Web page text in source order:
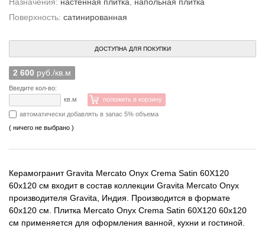
Поверхность: сатинированная
ДОСТУПНА ДЛЯ ПОКУПКИ
2 600 руб./кв.м
Введите кол-во:
кв.м
положить в корзину
автоматически добавлять в запас 5% объема
( ничего не выбрано )
Керамогранит Gravita Mercato Onyx Crema Satin 60X120
60x120 см входит в состав коллекции Gravita Mercato Onyx
производителя Gravita, Индия. Производится в формате
60x120 см. Плитка Mercato Onyx Crema Satin 60X120 60x120
см применяется для оформления ванной, кухни и гостиной.